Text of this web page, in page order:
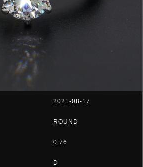
2021-08-17
ROUND
0.76
D